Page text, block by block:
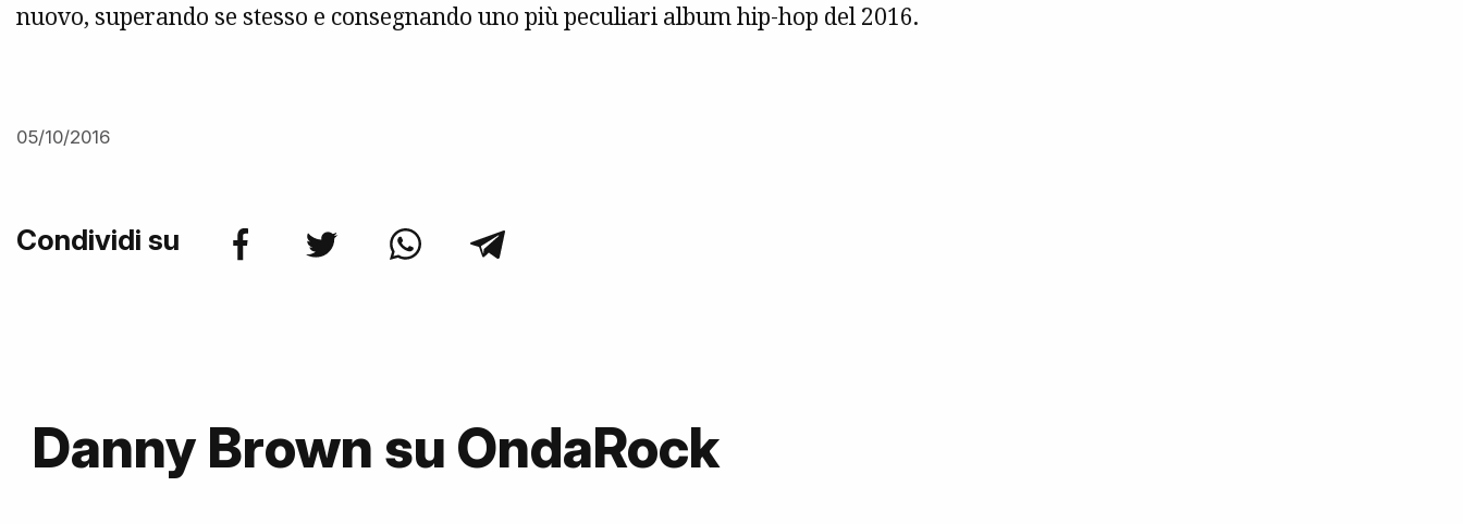
nuovo, superando se stesso e consegnando uno più peculiari album hip-hop del 2016.
05/10/2016
Condividi su
Danny Brown su OndaRock